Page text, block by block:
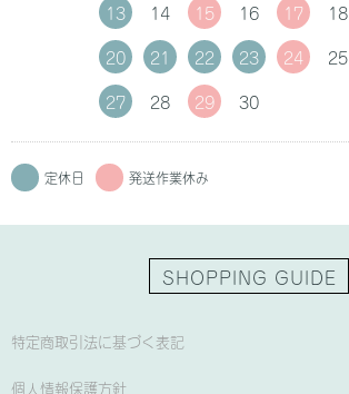
13
14 15 16 17 18
20
21 22 23 24 25
27
28 29 30
定休日 発送作業休み
SHOPPING GUIDE
特定商取引法に基づく表記
個人情報保護方針